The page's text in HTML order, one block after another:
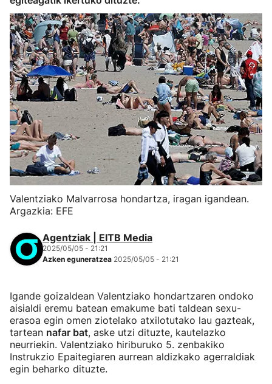
Valentziako Malvarrosa hondartza, iragan igandean.
Argazkia: EFE
Agentziak | EITB Media
2025/05/05 - 21:21
Azken eguneratzea 2025/05/05 - 21:21
Igande goizaldean Valentziako hondartzaren ondoko
aisialdi eremu batean emakume bati taldean sexu-
erasoa egin omen ziotelako atxilotutako lau gazteak,
tartean nafar bat, aske utzi dituzte, kautelazko
neurriekin. Valentziako hiriburuko 5. zenbakiko
Instrukzio Epaitegiaren aurrean aldizkako agerraldiak
egin beharko dituzte.